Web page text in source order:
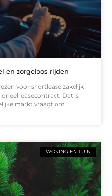
en zorgeloos rijden
voor shortlease zakelijk
leasecontract. Dat is
markt vraagt om
WONING EN TUIN